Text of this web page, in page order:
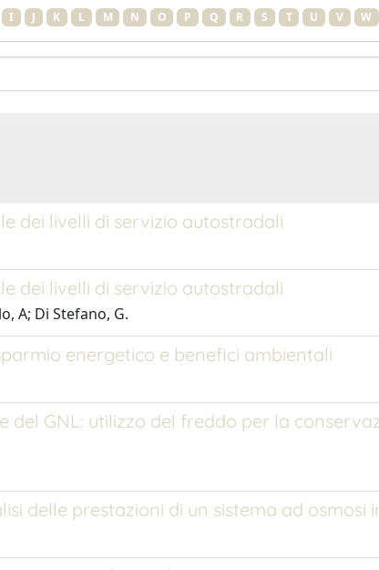
I J K L M N O P Q R S T U V W
dei livelli di servizio autostradali
dei livelli di servizio autostradali
A; Di Stefano, G.
energetico e benefici ambientali
del GNL: utilizzo del freddo per la
delle prestazioni di un sistema ad osmosi